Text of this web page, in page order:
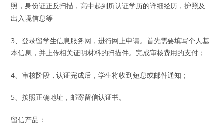
照，身份证正反扫描，高中起到所认证学历的详细经历，护照及
出入境信息等；
3、登录留学生信息服务网，进行网上申请。首先需要填写个人基
本信息，并上传相关证明材料的扫描件。完成审核费用的支付；
4、审核阶段，认证完成后，学生将收到短息或邮件通知；
5、按照正确地址，邮寄留信认证书。
留信产品：